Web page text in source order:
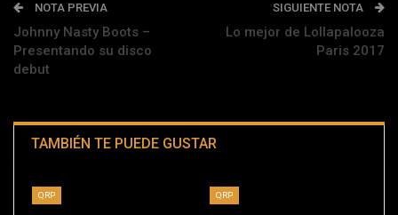
NOTA PREVIA
Johnny Nasty Boots –
Presentando su disco
debut
SIGUIENTE NOTA
Lo mejor de Lollapalooza
Paris 2017
TAMBIÉN TE PUEDE GUSTAR
QRP QRP